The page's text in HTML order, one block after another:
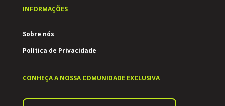
INFORMAÇÕES
Sobre nós
Política de Privacidade
CONHEÇA A NOSSA COMUNIDADE EXCLUSIVA